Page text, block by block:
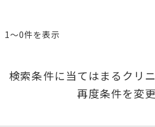
1〜0件を表示
検索条件に当てはまるクリ
再度条件を変